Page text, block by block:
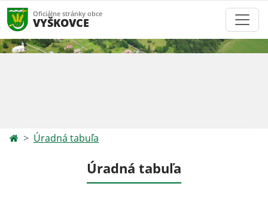
Oficiálne stránky obce
VYŠKOVCE
Úradná tabuľa
Úradná tabuľa